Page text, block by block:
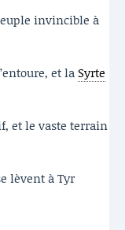
invincible à
et laSyrte
et le vaste terrain
lèvent à Tyr